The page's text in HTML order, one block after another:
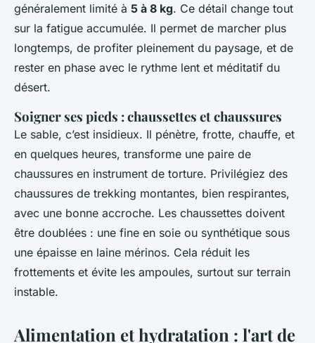
généralement limité à 5 à 8 kg. Ce détail change tout
sur la fatigue accumulée. Il permet de marcher plus
longtemps, de profiter pleinement du paysage, et de
rester en phase avec le rythme lent et méditatif du
désert.
Soigner ses pieds : chaussettes et chaussures
Le sable, c’est insidieux. Il pénètre, frotte, chauffe, et
en quelques heures, transforme une paire de
chaussures en instrument de torture. Privilégiez des
chaussures de trekking montantes, bien respirantes,
avec une bonne accroche. Les chaussettes doivent
être doublées : une fine en soie ou synthétique sous
une épaisse en laine mérinos. Cela réduit les
frottements et évite les ampoules, surtout sur terrain
instable.
Alimentation et hydratation : l'art de